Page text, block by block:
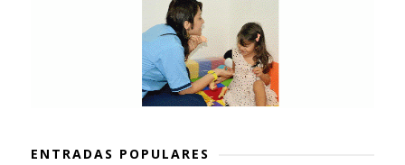
ENTRADAS POPULARES